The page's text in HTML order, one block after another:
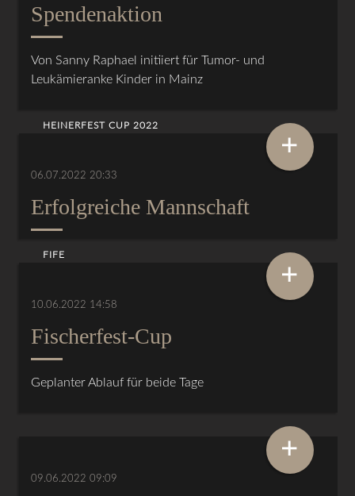
Spendenaktion
Von Sanny Raphael initiiert für Tumor- und
Leukämieranke Kinder in Mainz
HEINERFEST CUP 2022
06.07.2022 20:33
Erfolgreiche Mannschaft
+
FIFE
10.06.2022 14:58
Fischerfest-Cup
Geplanter Ablauf für beide Tage
+
09.06.2022 09:09
+